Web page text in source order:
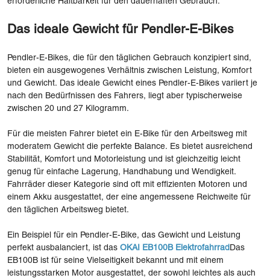
Das ideale Gewicht für Pendler-E-Bikes
Pendler-E-Bikes, die für den täglichen Gebrauch konzipiert sind,
bieten ein ausgewogenes Verhältnis zwischen Leistung, Komfort
und Gewicht. Das ideale Gewicht eines Pendler-E-Bikes variiert je
nach den Bedürfnissen des Fahrers, liegt aber typischerweise
zwischen 20 und 27 Kilogramm.
Für die meisten Fahrer bietet ein E-Bike für den Arbeitsweg mit
moderatem Gewicht die perfekte Balance. Es bietet ausreichend
Stabilität, Komfort und Motorleistung und ist gleichzeitig leicht
genug für einfache Lagerung, Handhabung und Wendigkeit.
Fahrräder dieser Kategorie sind oft mit effizienten Motoren und
einem Akku ausgestattet, der eine angemessene Reichweite für
den täglichen Arbeitsweg bietet.
Ein Beispiel für ein Pendler-E-Bike, das Gewicht und Leistung
perfekt ausbalanciert, ist das OKAI EB100B Elektrofahrrad Das
EB100B ist für seine Vielseitigkeit bekannt und mit einem
leistungsstarken Motor ausgestattet, der sowohl leichtes als auch